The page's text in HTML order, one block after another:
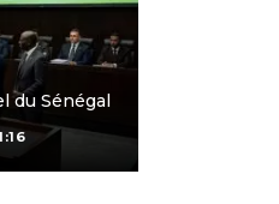
du Sénégal